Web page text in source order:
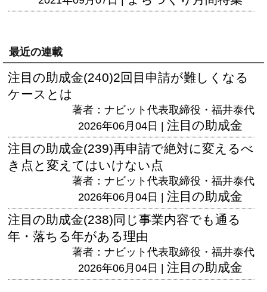
最近の連載
注目の助成金(240)2回目申請が難しくなる
ケースとは
著者：ナビット代表取締役・福井泰代
2026年06月04日 | 注目の助成金
注目の助成金(239)再申請で絶対に変えるべ
き点と変えてはいけない点
著者：ナビット代表取締役・福井泰代
2026年06月04日 | 注目の助成金
注目の助成金(238)同じ事業内容でも通る
年・落ちる年がある理由
著者：ナビット代表取締役・福井泰代
2026年06月04日 | 注目の助成金